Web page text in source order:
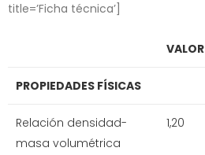
title=’Ficha técnica’]
VALOR
PROPIEDADES FÍSICAS
Relación densidad-
masa volumétrica
1,20